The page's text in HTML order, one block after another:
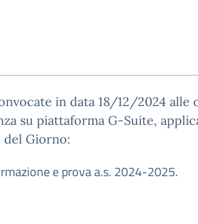
in data 18/12/2024 alle
su piattaforma G-Suite,
del Giorno:
e prova a.s. 2024-2025.